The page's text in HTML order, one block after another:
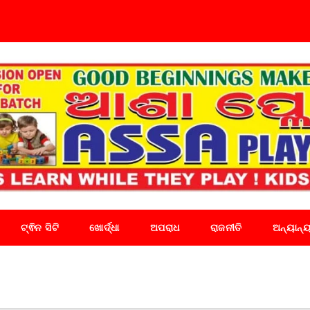
ଟ୍ଵିନ ସିଟି ଖୋର୍ଦ୍ଧା ଅପରାଧ ରାଜନୀତି